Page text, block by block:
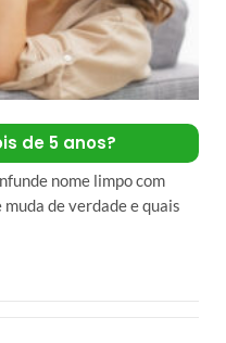
de 5 anos?
nome limpo com
de verdade e quais